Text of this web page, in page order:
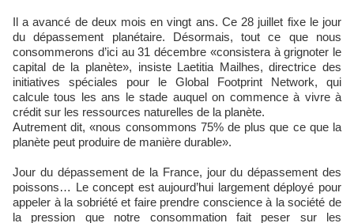
Il a avancé de deux mois en vingt ans. Ce 28 juillet fixe le jour
du dépassement planétaire. Désormais, tout ce que nous
consommerons d’ici au 31 décembre «consistera à grignoter le
capital de la planète», insiste Laetitia Mailhes, directrice des
initiatives spéciales pour le Global Footprint Network, qui
calcule tous les ans le stade auquel on commence à vivre à
crédit sur les ressources naturelles de la planète.
Autrement dit, «nous consommons 75% de plus que ce que la
planète peut produire de manière durable».
Jour du dépassement de la France, jour du dépassement des
poissons… Le concept est aujourd’hui largement déployé pour
appeler à la sobriété et faire prendre conscience à la société de
la pression que notre consommation fait peser sur les